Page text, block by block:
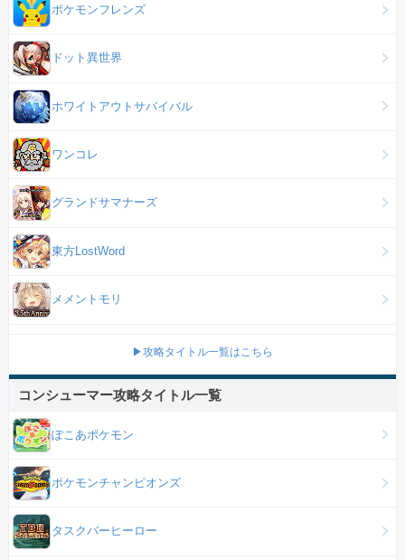
ポケモンフレンズ
ドット異世界
ホワイトアウトサバイバル
ワンコレ
グランドサマナーズ
東方LostWord
メメントモリ
▶攻略タイトル一覧はこちら
コンシューマー攻略タイトル一覧
ぽこあポケモン
ポケモンチャンピオンズ
タスクバーヒーロー